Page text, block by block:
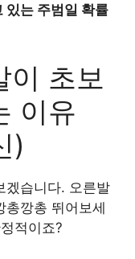
있는 주범일 확률
이 초보
이유
)
겠습니다. 오른발
깡총 뛰어보세
적이죠?